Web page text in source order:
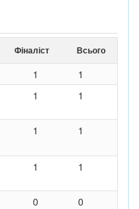
Фіналіст Всього
1
1
1 1
1 1
1 1
0 0